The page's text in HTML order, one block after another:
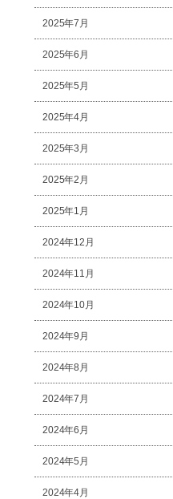
2025年7月
2025年6月
2025年5月
2025年4月
2025年3月
2025年2月
2025年1月
2024年12月
2024年11月
2024年10月
2024年9月
2024年8月
2024年7月
2024年6月
2024年5月
2024年4月